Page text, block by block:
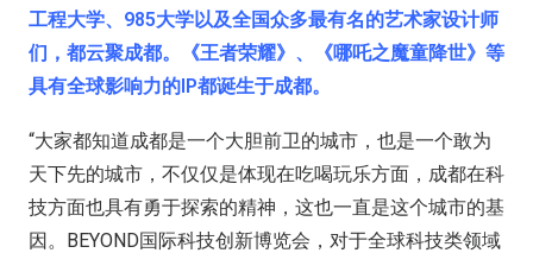
工程大学、985大学以及全国众多最有名的艺术家设计师
们，都云聚成都。《王者荣耀》、《哪吒之魔童降世》等
具有全球影响力的IP都诞生于成都。
“大家都知道成都是一个大胆前卫的城市，也是一个敢为
天下先的城市，不仅仅是体现在吃喝玩乐方面，成都在科
技方面也具有勇于探索的精神，这也一直是这个城市的基
因。BEYOND国际科技创新博览会，对于全球科技类领域